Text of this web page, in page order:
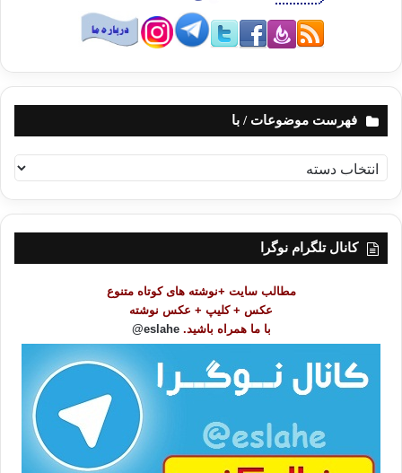
را به وجود آورده تا افراد هر روز در قالبی جدید ظاهر شوند تا
زندگیشان پر از انسان هایی جدید شود.انسان هایی که گاه می توانند
برده رابطه
کپی آدرس
فهرست موضوعات / با
ه
ر
کانال تلگرام نوگرا
مطالب سایت +نوشته های کوتاه متنوع
عکس + کلیپ + عکس نوشته
با ما همراه باشید. eslahe@